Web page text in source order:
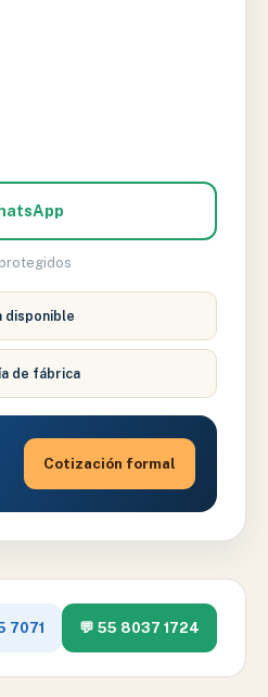
protegidos
disponible
de fábrica
Cotización formal
7071 💬 55 8037 1724